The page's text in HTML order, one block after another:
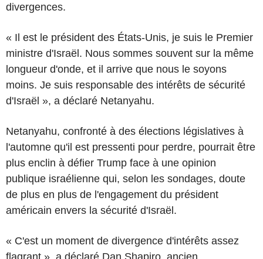
divergences.
« Il est le président des États-Unis, je suis le Premier
ministre d'Israël. Nous sommes souvent sur la même
longueur d'onde, et il arrive que nous le soyons
moins. Je suis responsable des intérêts de sécurité
d'Israël », a déclaré Netanyahu.
Netanyahu, confronté à des élections législatives à
l'automne qu'il est pressenti pour perdre, pourrait être
plus enclin à défier Trump face à une opinion
publique israélienne qui, selon les sondages, doute
de plus en plus de l'engagement du président
américain envers la sécurité d'Israël.
« C'est un moment de divergence d'intérêts assez
flagrant », a déclaré Dan Shapiro, ancien